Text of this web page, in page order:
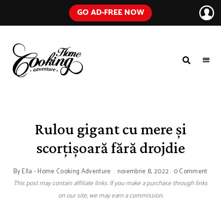
GO AD-FREE NOW
IngredientsRulou gigant cu mere și
scorțișoară fără drojdie
ByElla - Home Cooking Adventure noiembrie 8, 2022 0 Comment
This post may contain affiliate links. If you make a purchase through links
on our site, we may earn a commission.